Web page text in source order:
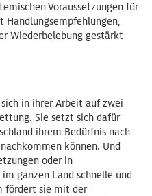
Voraussetzungen für
Handlungsempfehlungen,
Wiederbelebung gestärkt
in ihrer Arbeit auf zwei
Sie setzt sich dafür
ihrem Bedürfnis nach
können. Und
oder in
ganzen Land schnelle und
fördert sie mit der